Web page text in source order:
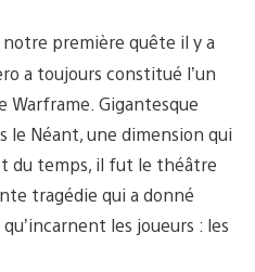
première quête il y a
a toujours constitué l’un
Warframe. Gigantesque
le Néant, une dimension qui
du temps, il fut le théâtre
tragédie qui a donné
les joueurs : les